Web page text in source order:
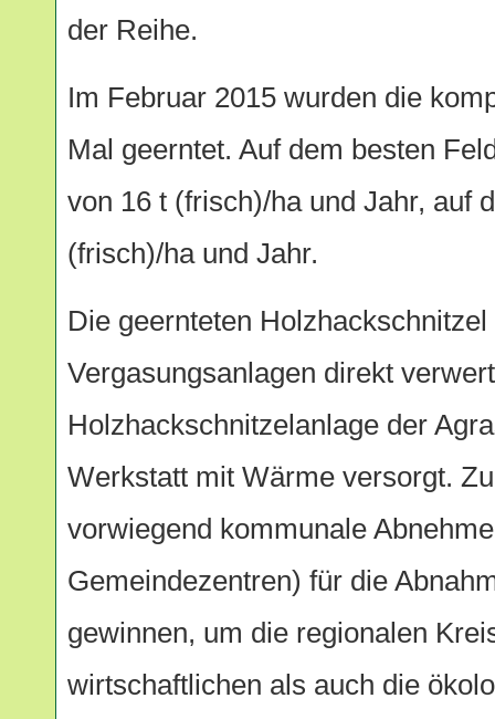
der Reihe.
Im Februar 2015 wurden die
Mal geerntet. Auf dem besten
von 16 t (frisch)/ha und Jahr, auf
(frisch)/ha und Jahr.
Die geernteten
Vergasungsanlagen direkt
Holzhackschnitzelanlage der
Werkstatt mit Wärme versorgt.
vorwiegend kommunale
Gemeindezentren) für die
gewinnen, um die regionalen
wirtschaftlichen als auch die